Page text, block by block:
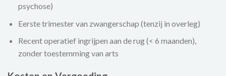
psychose)
Eerste trimester van zwangerschap (tenzij in overleg)
Recent operatief ingrijpen aan de rug (< 6 maanden),
zonder toestemming van arts